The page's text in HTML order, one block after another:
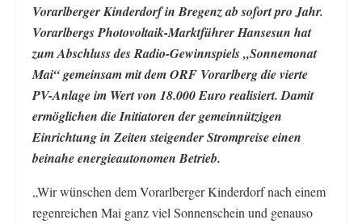
Vorarlberger Kinderdorf in Bregenz ab sofort pro Jahr.
Vorarlbergs Photovoltaik-Marktführer Hansesun hat
zum Abschluss des Radio-Gewinnspiels „Sonnemonat
Mai“ gemeinsam mit dem ORF Vorarlberg die vierte
PV-Anlage im Wert von 18.000 Euro realisiert. Damit
ermöglichen die Initiatoren der gemeinnützigen
Einrichtung in Zeiten steigender Strompreise einen
beinahe energieautonomen Betrieb.
„Wir wünschen dem Vorarlberger Kinderdorf nach einem
regenreichen Mai ganz viel Sonnenschein und genauso